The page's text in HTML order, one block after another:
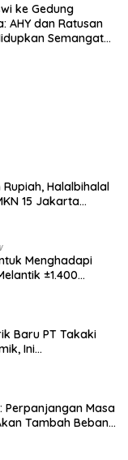
ke Gedung
AHY dan Ratusan
Semangat
Halalbihalal
15 Jakarta
Menghadapi
±1.400
Baru PT Takaki
Ini
Perpanjangan Masa
Tambah Beban